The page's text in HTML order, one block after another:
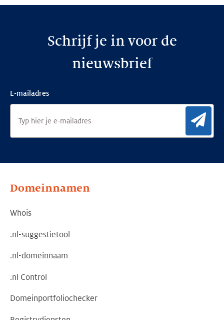
Schrijf je in voor de
nieuwsbrief
E-mailadres
Domeinnamen
Whois
.nl-suggestietool
.nl-domeinnaam
.nl Control
Domeinportfoliochecker